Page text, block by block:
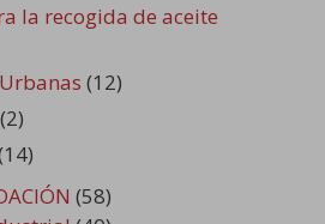
la recogida de aceite
(12)
(2)
(58)